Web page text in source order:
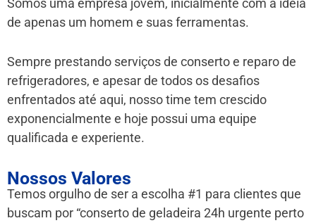
Somos uma empresa jovem, inicialmente com a ideia
de apenas um homem e suas ferramentas.
Sempre prestando serviços de conserto e reparo de
refrigeradores, e apesar de todos os desafios
enfrentados até aqui, nosso time tem crescido
exponencialmente e hoje possui uma equipe
qualificada e experiente.
Nossos Valores
Temos orgulho de ser a escolha #1 para clientes que
buscam por “conserto de geladeira 24h urgente perto